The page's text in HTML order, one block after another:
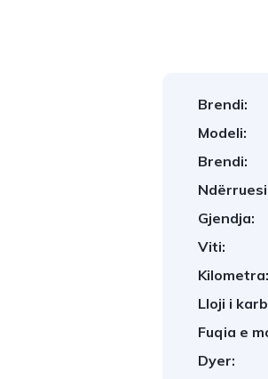
Brendi:
Modeli:
Brendi:
Gjendja:
Viti:
Kilometra:
Lloji i
Fuqia e
Dyer: